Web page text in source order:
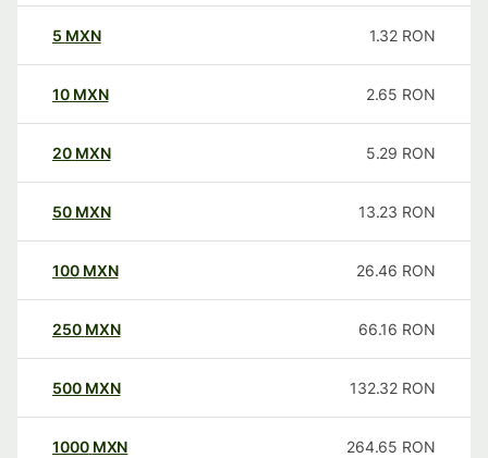
5 MXN 1.32 RON
10 MXN 2.65 RON
20 MXN 5.29 RON
50 MXN 13.23 RON
100 MXN 26.46 RON
250 MXN 66.16 RON
500 MXN 132.32 RON
1000 MXN 264.65 RON